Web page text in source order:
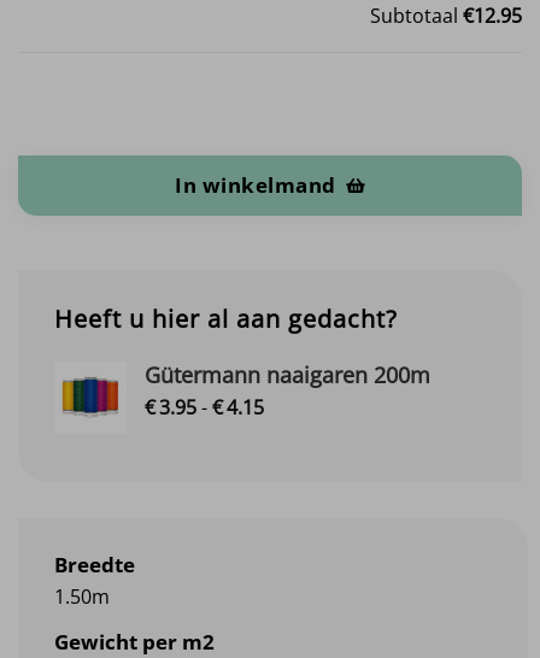
Subtotaal €12.95
In winkelmand
Breedte
1.50m
Gewicht per m2
Heeft u hier al aan gedacht?
Gütermann naaigaren 200m
€3.95-€4.15Prijsklasse: